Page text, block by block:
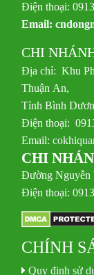
Điện thoại:
Email:
CHI
Địa chỉ: Khu
Thuận An,
Tỉnh Bình
Điện thoại:
Email:
CHI
Đường Nguyễn
Điện thoại:
CHÍNH
Quy định sử